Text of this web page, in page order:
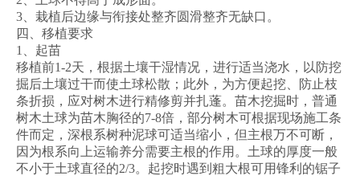
3、栽植后边缘与衔接处整齐圆滑整齐无缺口。
四、移植要求
1、起苗
移植前1-2天，根据土壤干湿情况，进行适当浇水，以防挖
掘后土壤过干而使土球松散；此外，为方便起挖、防止枝
条折损，应对树木进行精修剪并扎蓬。苗木挖掘时，普通
树木土球为苗木胸径的7-8倍，部分树木可根据现场施工条
件而定，深根系树种泥球可适当缩小，但主根万不可断，
因为根系向上运输养分需要主根的作用。土球的厚度一般
不小于土球直径的2/3。起挖时遇到粗大根可用锋利的锯子